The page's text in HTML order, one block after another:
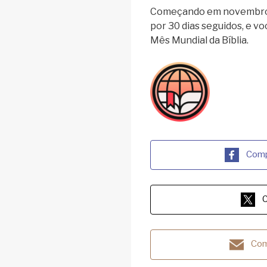
Começando em
por 30 dias seguidos, e
Mês Mundial da Bíblia.